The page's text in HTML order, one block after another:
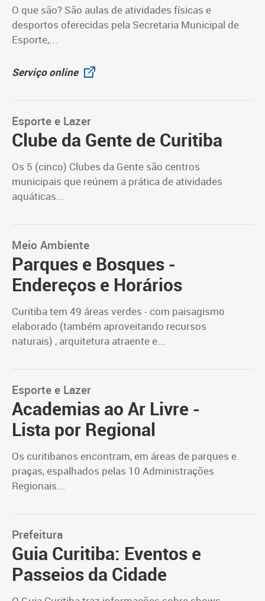
O que são? São aulas de atividades físicas e
desportos oferecidas pela Secretaria Municipal de
Esporte,...
Serviço online
Esporte e Lazer
Clube da Gente de Curitiba
Os 5 (cinco) Clubes da Gente são centros
municipais que reúnem a prática de atividades
aquáticas...
Meio Ambiente
Parques e Bosques -
Endereços e Horários
Curitiba tem 49 áreas verdes - com paisagismo
elaborado (também aproveitando recursos
naturais) , arquitetura atraente e...
Esporte e Lazer
Academias ao Ar Livre -
Lista por Regional
Os curitibanos encontram, em áreas de parques e
praças, espalhados pelas 10 Administrações
Regionais...
Prefeitura
Guia Curitiba: Eventos e
Passeios da Cidade